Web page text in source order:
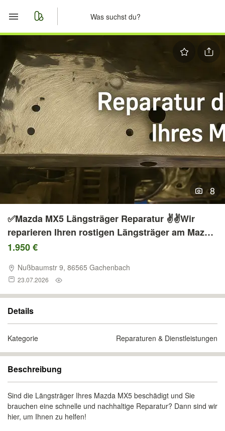
Merkliste
Nachrichten
Anzeige aufgeben
8
✅Mazda MX5 Längsträger Reparatur ✌️✌️Wir
reparieren Ihren rostigen Längsträger am Mazda
MX 5 zum Festpreis ✅✅
1.950 €
Nußbaumstr 9, 86565 Gachenbach
23.07.2026
Details
Kategorie Reparaturen & Dienstleistungen
Beschreibung
Sind die Längsträger Ihres Mazda MX5 beschädigt und Sie
brauchen eine schnelle und nachhaltige Reparatur? Dann sind wir
hier, um Ihnen zu helfen!